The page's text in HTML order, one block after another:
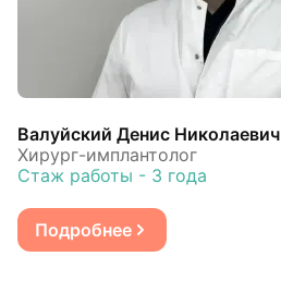
Валуйский Денис Николаевич
Хирург-имплантолог
Стаж работы - 3 года
Подробнее